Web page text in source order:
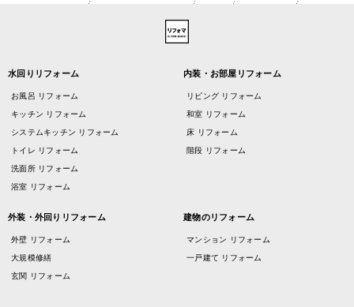
水回りリフォーム
お風呂 リフォーム
キッチン リフォーム
システムキッチン リフォーム
トイレ リフォーム
洗面所 リフォーム
浴室 リフォーム
内装・お部屋リフォーム
リビング リフォーム
和室 リフォーム
床 リフォーム
階段 リフォーム
外装・外回りリフォーム
外壁 リフォーム
大規模修繕
玄関 リフォーム
建物のリフォーム
マンション リフォーム
一戸建て リフォーム